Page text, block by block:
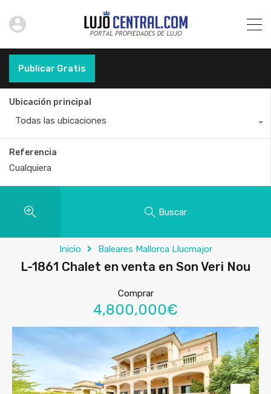
Publicar Gratis
Ubicación principal
Todas las ubicaciones
Referencia
Buscar
Inicio Baleares Mallorca Llucmajor
L-1861 Chalet en venta en Son Veri Nou
Comprar
4,800,000€